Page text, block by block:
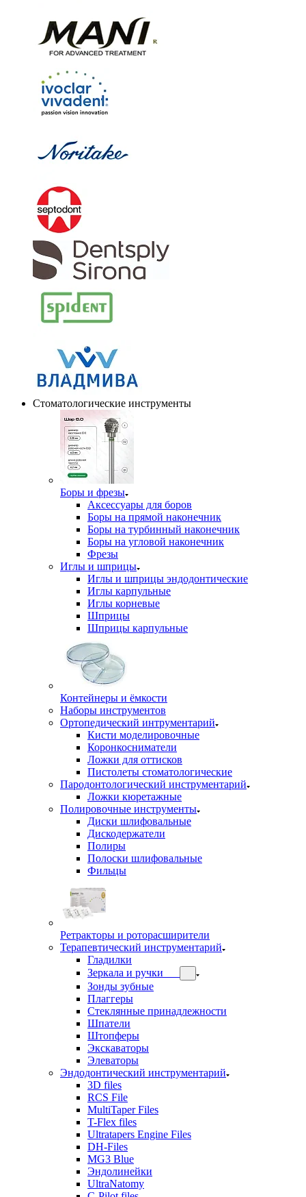
Стоматологические инструменты
Боры и фрезы
Аксессуары для боров
Боры на прямой наконечник
Боры на турбинный наконечник
Боры на угловой наконечник
Фрезы
Иглы и шприцы
Иглы и шприцы эндодонтические
Иглы карпульные
Иглы корневые
Шприцы
Шприцы карпульные
Контейнеры и ёмкости
Наборы инструментов
Ортопедический интрументарий
Кисти моделировочные
Коронкосниматели
Ложки для оттисков
Пистолеты стоматологические
Пародонтологический инструментарий
Ложки кюретажные
Полировочные инструменты
Диски шлифовальные
Дискодержатели
Полиры
Полоски шлифовальные
Фильцы
Ретракторы и роторасширители
Терапевтический инструментарий
Гладилки
Зеркала и ручки
Зонды зубные
Плаггеры
Стеклянные принадлежности
Шпатели
Штопферы
Экскаваторы
Элеваторы
Эндодонтический инструментарий
3D files
RCS File
MultiTaper Files
T-Flex files
Ultratapers Engine Files
DH-Files
MG3 Blue
Эндолинейки
UltraNatomy